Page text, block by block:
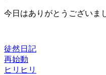
今日はありがとうございま
徒然日記
投
再始動
ヒリヒリ